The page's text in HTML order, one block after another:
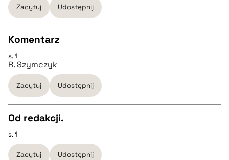
Zacytuj Udostępnij
CZYSTY TEKST
pobierz cytat
BIBTEX
pobierz cytat
Komentarz
s. 1
R. Szymczyk
Zacytuj Udostępnij
CZYSTY TEKST
Od redakcji.
s. 1
Zacytuj Udostępnij